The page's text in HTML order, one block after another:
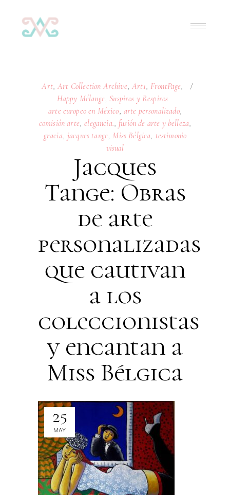
Art,Art Collection Archive,Art1, FrontPage,
Happy Mélange,Suspiros y Respiros
arte europeo en México, arte personalizado,
comisión arte,elegancia., fusión de arte y belleza,
gracia, jacques tange, Miss Bélgica, testimonio
visual
Jacques
Tange: Obras
de arte
personalizadas
que cautivan
a los
coleccionistas
y encantan a
Miss Bélgica
25
MAY